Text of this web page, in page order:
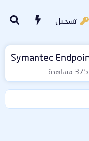
تسجيل
ا
ل
م
375 مشاهدة